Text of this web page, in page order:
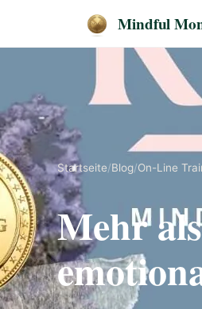
Mindful
Startseite/Blog/On-Line
Mehr